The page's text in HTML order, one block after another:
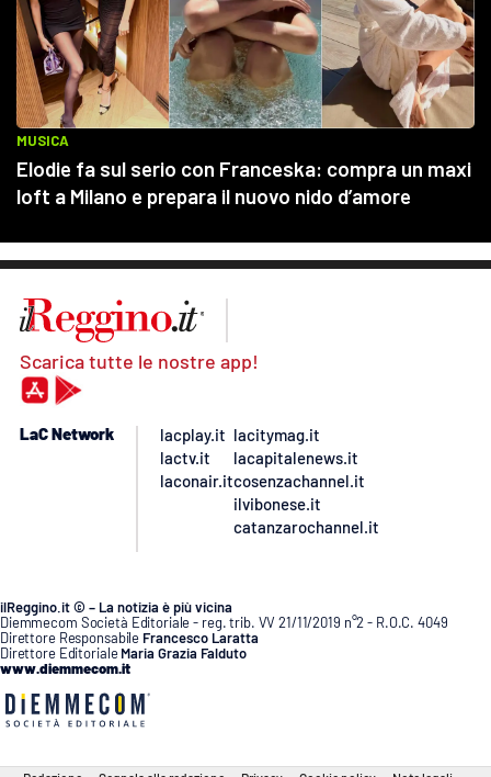
Scarica tutte le nostre app!
LaC Network
lacplay.it
lactv.it
laconair.it
lacitymag.it
lacapitalenews.it
cosenzachannel.it
ilvibonese.it
catanzarochannel.it
ilReggino.it © – La notizia è più vicina
Diemmecom Società Editoriale - reg. trib. VV 21/11/2019 n°2 - R.O.C. 4049
Direttore Responsabile Francesco Laratta
Direttore Editoriale Maria Grazia Falduto
www.diemmecom.it